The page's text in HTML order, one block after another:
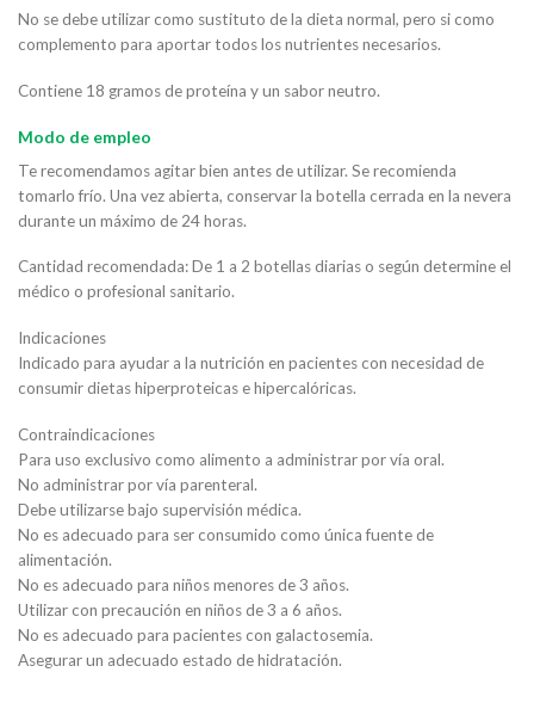
No se debe utilizar como sustituto de la dieta normal, pero si como
complemento para aportar todos los nutrientes necesarios.
Contiene 18 gramos de proteína y un sabor neutro.
Modo de empleo
Te recomendamos agitar bien antes de utilizar. Se recomienda
tomarlo frío. Una vez abierta, conservar la botella cerrada en la nevera
durante un máximo de 24 horas.
Cantidad recomendada: De 1 a 2 botellas diarias o según determine el
médico o profesional sanitario.
Indicaciones
Indicado para ayudar a la nutrición en pacientes con necesidad de
consumir dietas hiperproteicas e hipercalóricas.
Contraindicaciones
Para uso exclusivo como alimento a administrar por vía oral.
No administrar por vía parenteral.
Debe utilizarse bajo supervisión médica.
No es adecuado para ser consumido como única fuente de
alimentación.
No es adecuado para niños menores de 3 años.
Utilizar con precaución en niños de 3 a 6 años.
No es adecuado para pacientes con galactosemia.
Asegurar un adecuado estado de hidratación.